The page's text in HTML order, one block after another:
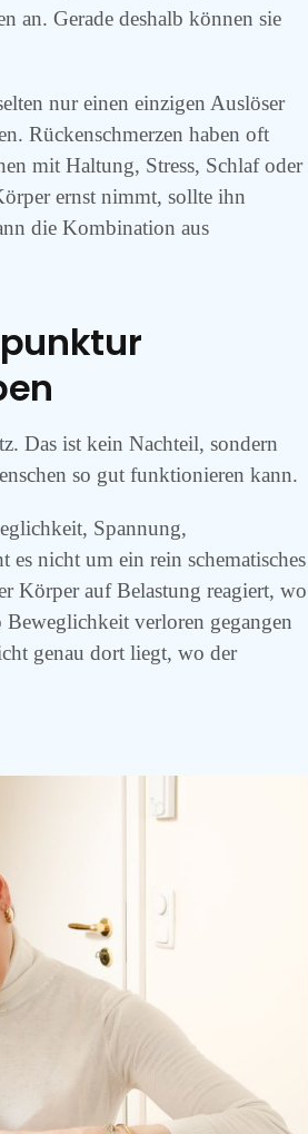
an. Gerade deshalb können sie
nur einen einzigen Auslöser
Rückenschmerzen haben oft
mit Haltung, Stress, Schlaf oder
ernst nimmt, sollte ihn
die Kombination aus
Das ist kein Nachteil, sondern
so gut funktionieren kann.
Spannung,
nicht um ein rein schematisches
Körper auf Belastung reagiert, wo
verloren gegangen
genau dort liegt, wo der